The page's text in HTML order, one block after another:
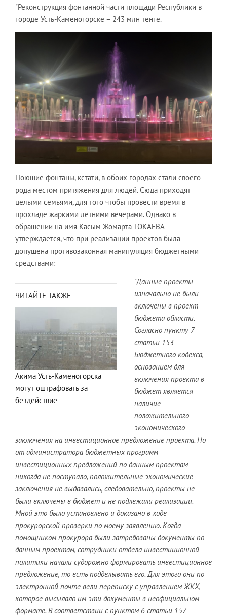
"Реконструкция фонтанной части площади Республики в
городе Усть-Каменогорске – 243 млн тенге.
Поющие фонтаны, кстати, в обоих городах стали своего
рода местом притяжения для людей. Сюда приходят
целыми семьями, для того чтобы провести время в
прохладе жаркими летними вечерами. Однако в
обращении на имя Касым-Жомарта ТОКАЕВА
утверждается, что при реализации проектов была
допущена противозаконная манипуляция бюджетными
средствами:
ЧИТАЙТЕ ТАКЖЕ
Акима Усть-Каменогорска
могут оштрафовать за
бездействие
"Данные проекты
изначально не были
включены в проект
бюджета области.
Согласно пункту 7
статьи 153
Бюджетного кодекса,
основанием для
включения проекта в
бюджет является
наличие
положительного
экономического
заключения на инвестиционное предложение проекта. Но
от администратора бюджетных программ
инвестиционных предложений по данным проектам
никогда не поступало, положительные экономические
заключения не выдавались, следовательно, проекты не
были включены в бюджет и не подлежали реализации.
Мной это было установлено и доказано в ходе
прокурорской проверки по моему заявлению. Когда
помощником прокурора были затребованы документы по
данным проектам, сотрудники отдела инвестиционной
политики начали судорожно формировать инвестиционное
предложение, то есть подделывать его. Для этого они по
электронной почте вели переписку с управлением ЖКХ,
которое высылало им эти документы в неофициальном
формате. В соответствии с пунктом 6 статьи 157